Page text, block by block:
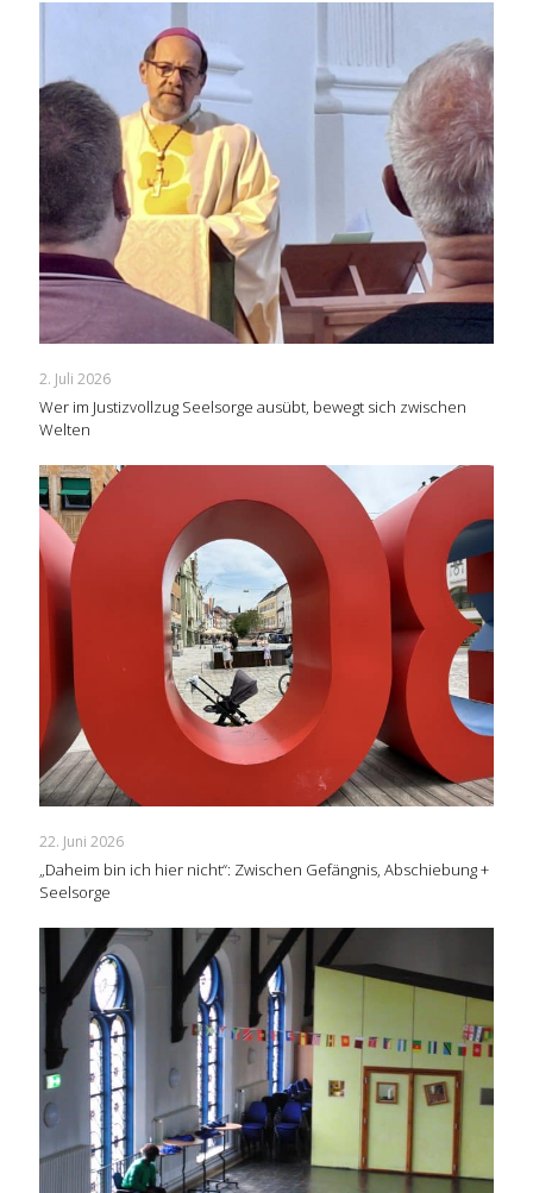
2. Juli 2026
Wer im Justizvollzug Seelsorge ausübt, bewegt sich zwischen
Welten
22. Juni 2026
„Daheim bin ich hier nicht“: Zwischen Gefängnis, Abschiebung +
Seelsorge